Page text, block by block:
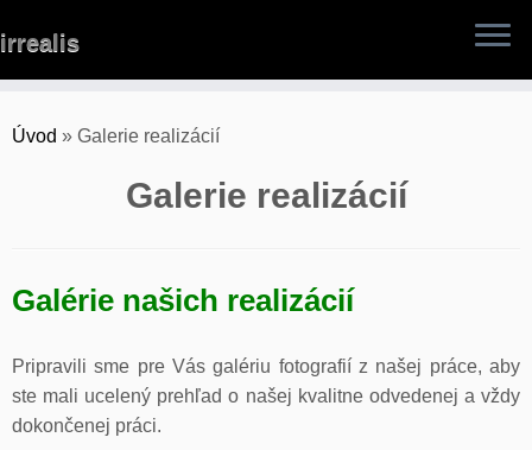
to
irrealis
Úvod » Galerie realizácií
Galerie realizácií
Galérie našich realizácií
Pripravili sme pre Vás galériu fotografií z našej práce, aby
ste mali ucelený prehľad o našej kvalitne odvedenej a vždy
dokončenej práci.